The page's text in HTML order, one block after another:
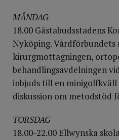
MÅNDAG
18.00 Gästabudsstadens
Nyköping. Vårdförbundets
kirurgmottagningen,
behandlingsavdelningen
inbjuds till en
diskussion om metodstöd
TORSDAG
18.00-22.00 Ellwynska